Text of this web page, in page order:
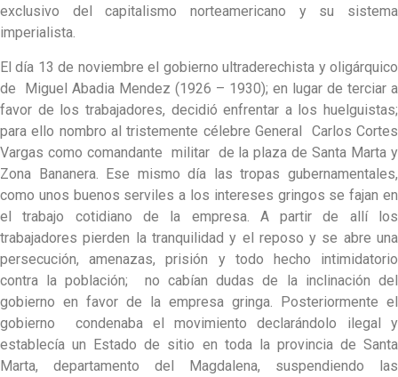
exclusivo del capitalismo norteamericano y su sistema
imperialista.
El día 13 de noviembre el gobierno ultraderechista y oligárquico
de Miguel Abadia Mendez (1926 – 1930); en lugar de terciar a
favor de los trabajadores, decidió enfrentar a los huelguistas;
para ello nombro al tristemente célebre General Carlos Cortes
Vargas como comandante militar de la plaza de Santa Marta y
Zona Bananera. Ese mismo día las tropas gubernamentales,
como unos buenos serviles a los intereses gringos se fajan en
el trabajo cotidiano de la empresa. A partir de allí los
trabajadores pierden la tranquilidad y el reposo y se abre una
persecución, amenazas, prisión y todo hecho intimidatorio
contra la población; no cabían dudas de la inclinación del
gobierno en favor de la empresa gringa. Posteriormente el
gobierno condenaba el movimiento declarándolo ilegal y
establecía un Estado de sitio en toda la provincia de Santa
Marta, departamento del Magdalena, suspendiendo las